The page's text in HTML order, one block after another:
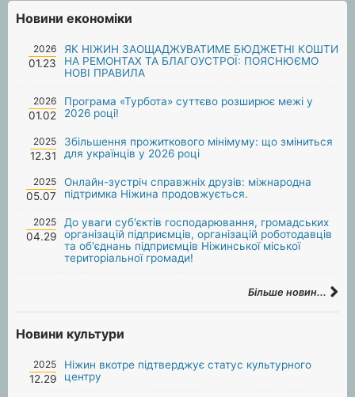
Новини економіки
2026
01.23
ЯК НІЖИН ЗАОЩАДЖУВАТИМЕ БЮДЖЕТНІ КОШТИ
НА РЕМОНТАХ ТА БЛАГОУСТРОЇ: ПОЯСНЮЄМО
НОВІ ПРАВИЛА
2026
01.02
Програма «Турбота» суттєво розширює межі у
2026 році!
2025
12.31
Збільшення прожиткового мінімуму: що зміниться
для українців у 2026 році
2025
05.07
Онлайн-зустріч справжніх друзів: міжнародна
підтримка Ніжина продовжується.
2025
04.29
До уваги суб'єктів господарювання, громадських
організацій підприємців, організацій роботодавців
та об'єднань підприємців Ніжинської міської
територіальної громади!
Більше новин...
Новини культури
2025
12.29
Ніжин вкотре підтверджує статус культурного
центру